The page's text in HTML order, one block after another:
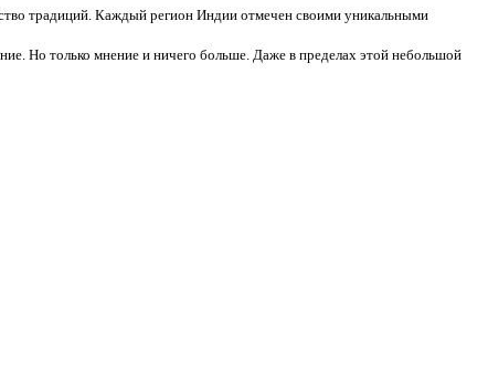
традиций. Каждый регион Индии отмечен своими уникальными
Но только мнение и ничего больше. Даже в пределах этой небольшой